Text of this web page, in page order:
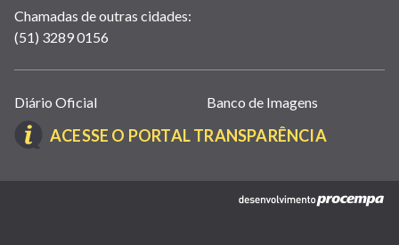
para
contato:
Chamadas de outras cidades:
(51) 3289 0156
Links
úteis
(abrem
nova
Diário Oficial Banco de Imagens
ACESSE O PORTAL TRANSPARÊNCIA(LINK
EM
NOVA